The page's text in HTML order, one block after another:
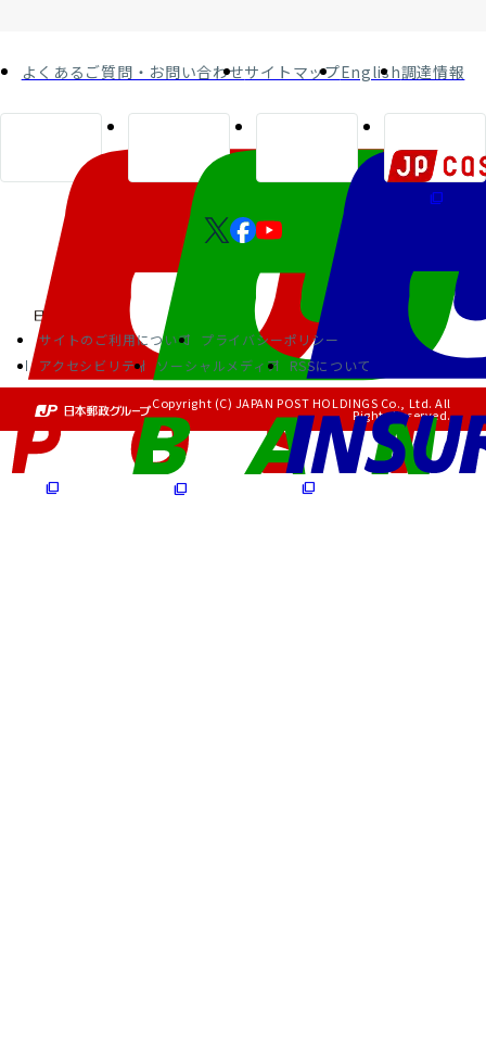
よくあるご質問・お問い合わせサイトマップEnglish調達情報
サイトのご利用について
プライバシーポリシー
アクセシビリティ
ソーシャルメディア RSSについて
Copyright (C) JAPAN POST HOLDINGS Co., Ltd. All
Rights Reserved.